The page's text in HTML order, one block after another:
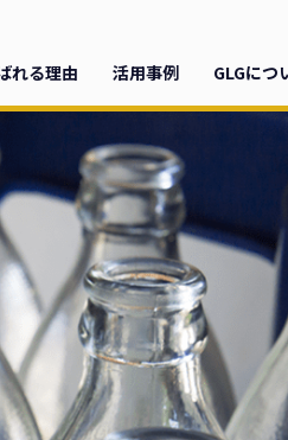
れる理由 活用事例 GLGにつ